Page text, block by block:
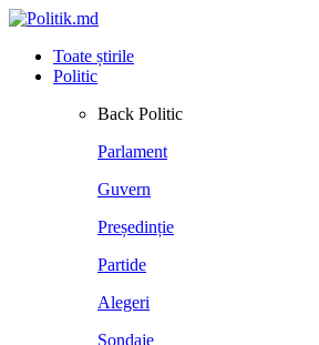
Toate știrile
Politic
Back Politic
Parlament
Guvern
Președinție
Partide
Alegeri
Sondaje